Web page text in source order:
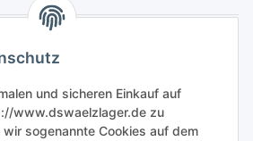
und sicheren Einkauf auf
www.dswaelzlager.de zu
sogenannte Cookies auf dem